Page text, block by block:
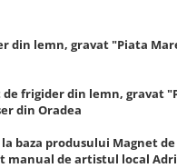
din lemn, gravat "Piata
de frigider din lemn, gravat
din Oradea
baza produsului Magnet
manual de artistul local